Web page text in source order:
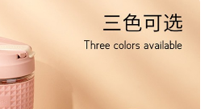
鲜即食、【杭州自提或配送】九
箱、红烧羊肉 熟食 杭南 临平
化遗产 湖羊熟羊肉礼盒装 、